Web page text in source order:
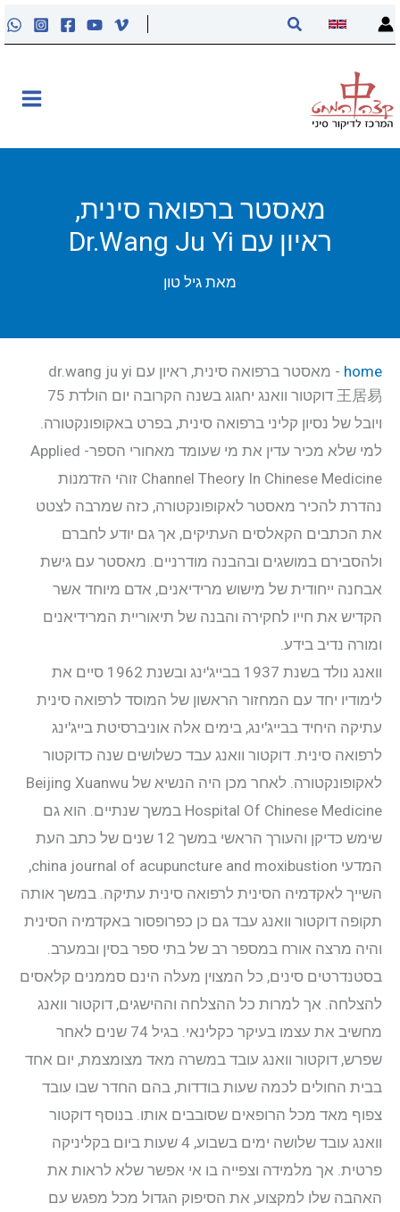
דילוג
לתוכן
חיפוש
מאסטר ברפואה סינית,
ראיון עם Dr.Wang Ju Yi
מאת גיל טון
home
- מאסטר ברפואה סינית, ראיון עם dr.wang ju yi
王居易 דוקטור וואנג יחגוג בשנה הקרובה יום הולדת 75
ויובל של נסיון קליני ברפואה סינית, בפרט באקופונקטורה.
למי שלא מכיר עדין את מי שעומד מאחורי הספר- Applied
Channel Theory In Chinese Medicine זוהי הזדמנות
נהדרת להכיר מאסטר לאקופונקטורה, כזה שמרבה לצטט
את הכתבים הקאלסים העתיקים, אך גם יודע לחברם
ולהסבירם במושגים ובהבנה מודרניים. מאסטר עם גישת
אבחנה ייחודית של מישוש מרידיאנים, אדם מיוחד אשר
הקדיש את חייו לחקירה והבנה של תיאוריית המרידיאנים
ומורה נדיב בידע.
וואנג נולד בשנת 1937 בבייג'ינג ובשנת 1962 סיים את
לימודיו יחד עם המחזור הראשון של המוסד לרפואה סינית
עתיקה היחיד בבייג'ינג, בימים אלה אוניברסיטת בייג'ינג
לרפואה סינית. דוקטור וואנג עבד כשלושים שנה כדוקטור
לאקופונקטורה. לאחר מכן היה הנשיא של Beijing Xuanwu
Hospital Of Chinese Medicine במשך שנתיים. הוא גם
שימש כדיקן והעורך הראשי במשך 12 שנים של כתב העת
המדעי china journal of acupuncture and moxibustion,
השייך לאקדמיה הסינית לרפואה סינית עתיקה. במשך אותה
תקופה דוקטור וואנג עבד גם כן כפרופסור באקדמיה הסינית
והיה מרצה אורח במספר רב של בתי ספר בסין ובמערב.
בסטנדרטים סינים, כל המצוין מעלה הינם סממנים קלאסים
להצלחה. אך למרות כל ההצלחה וההישגים, דוקטור וואנג
מחשיב את עצמו בעיקר כקלינאי. בגיל 74 שנים לאחר
שפרש, דוקטור וואנג עובד במשרה מאד מצומצמת, יום אחד
בבית החולים לכמה שעות בודדות, בהם החדר שבו עובד
צפוף מאד מכל הרופאים שסובבים אותו. בנוסף דוקטור
וואנג עובד שלושה ימים בשבוע, 4 שעות ביום בקליניקה
פרטית. אך מלמידה וצפייה בו אי אפשר שלא לראות את
האהבה שלו למקצוע, את הסיפוק הגדול מכל מפגש עם
פוסטים
מאסטר טונג
יצירת קשר
התחבר
אודות
קליניקה
קורסים
פוסטים
מאסטר טונג
נקודות הדיקור
יצירת קשר
התחבר